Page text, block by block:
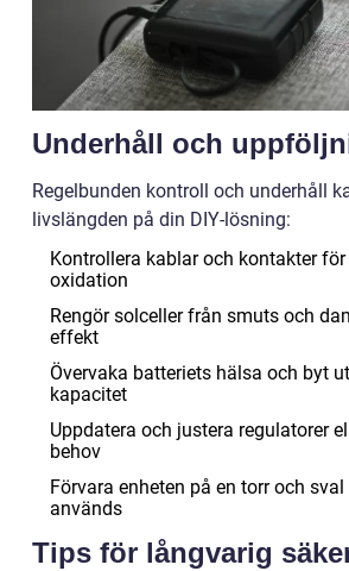
Underhåll och
Regelbunden kontroll och underhåll
livslängden på din DIY-lösning:
Kontrollera kablar och kontakter
oxidation
Rengör solceller från smuts och
effekt
Övervaka batteriets hälsa och byt
kapacitet
Uppdatera och justera regulatorer
behov
Förvara enheten på en torr och
används
Tips för långvarig